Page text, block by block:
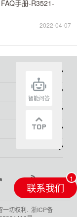
手册-R3521-
2022-04-07
一切权利. 浙ICP备
联系我们
智能问答